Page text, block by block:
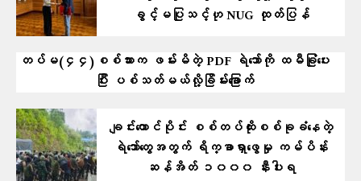
ခွင့်မပြုသင့်ဟု NUG ထုတ်ပြန်
တပ်မ(၄၄)စစ်သားက ဖမ်းမိတဲ့ PDF ရဲဘော်ကို ထမီခြုံပေး
ပြီး ပစ်သတ်မယ်လို့ခြိမ်းခြောက်
ချင်းတောင်ပိုင်း စစ်တပ်ထိုးစစ်ခုခံနေတဲ့
ရဲဘော်တွေအတွက် ရိက္ခာရှာဖွေမှု ကမ်ပိန်း
ဆန်အိတ် ၁၀၀၀ နီးပါးရ